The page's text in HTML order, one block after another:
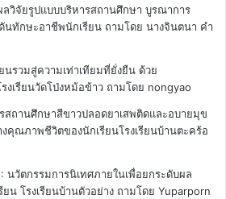
ลวิจัยรูปแบบบริหารสถานศึกษา บูรณาการ
ทักษะอาชีพนักเรียน ถามโดย นางจินตนา คำ
นรวมสู่ความเท่าเทียมที่ยั่งยืน ด้วย
งเรียนวัดโป่งหม้อข้าว ถามโดย nongyao
ถานศึกษาสีขาวปลอดยาเสพติดและอบายมุข
คุณภาพชีวิตของนักเรียนโรงเรียนบ้านตะคร้อ
: นวัตกรรมการนิเทศภายในเพื่อยกระดับผล
น โรงเรียนบ้านตัวอย่าง ถามโดย Yuparporn